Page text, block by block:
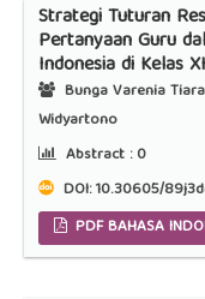
Strategi Tuturan
Pertanyaan Guru
Indonesia di Kelas
Bunga Varenia
Widyartono
Abstract :0
DOI:10.30605/
PDF BAHASA